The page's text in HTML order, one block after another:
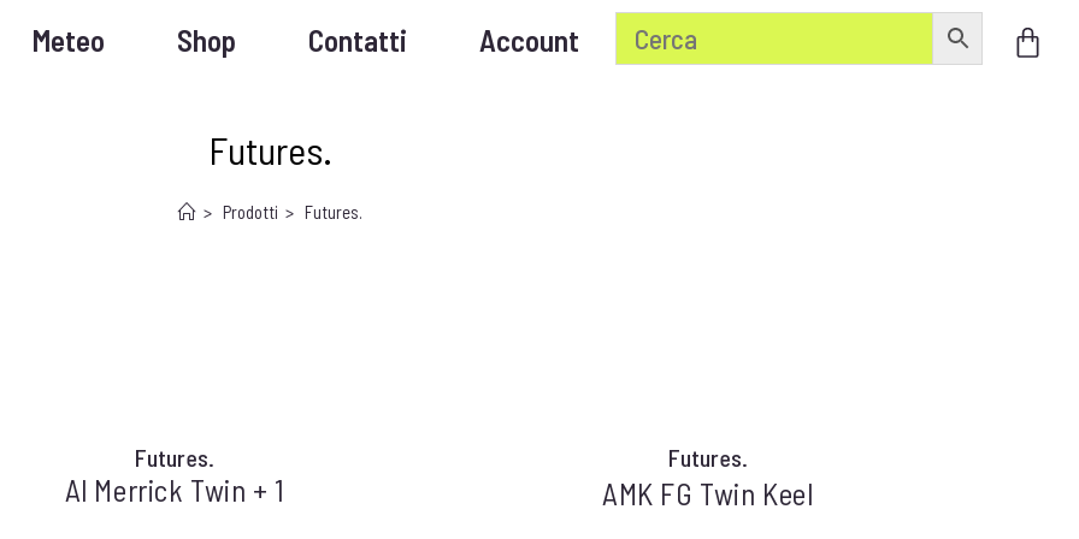
Meteo Shop Contatti Account
Futures.
> Prodotti > Futures.
Futures.
Al Merrick Twin + 1
Futures.
AMK FG Twin Keel